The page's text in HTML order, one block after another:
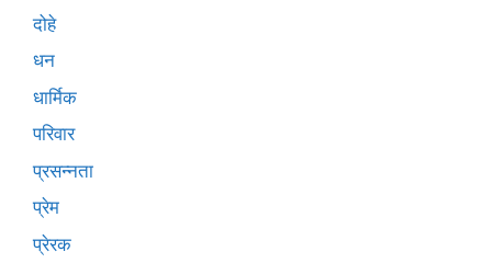
दोहे
धन
धार्मिक
परिवार
प्रसन्नता
प्रेम
प्रेरक